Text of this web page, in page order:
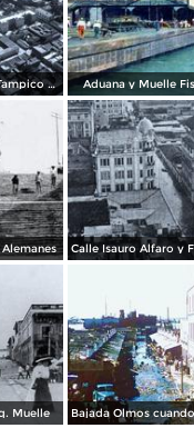
Panoramica de Tampico en 1930 Aduana y Muelle
Muelle